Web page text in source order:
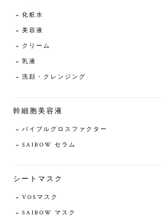
化粧水
美容液
クリーム
乳液
洗顔・クレンジング
幹細胞美容液
バイブルグロスファクター
SAIBOW セラム
シートマスク
VOSマスク
SAIBOW マスク